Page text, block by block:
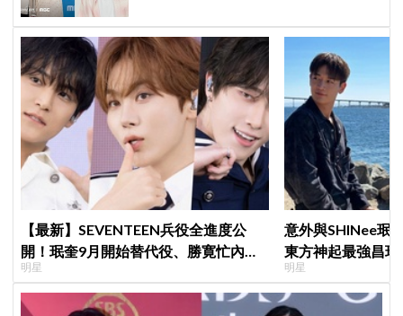
【最新】SEVENTEEN兵役全進度公
開！珉奎9月開始替代役、勝寛忙內
DINO軍樂隊10月入伍
明星
意外與SHINee珉
東方神起最強昌
的」
明星